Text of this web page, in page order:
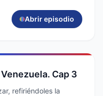
Abrir episodio
Cap 3
refiriéndoles la